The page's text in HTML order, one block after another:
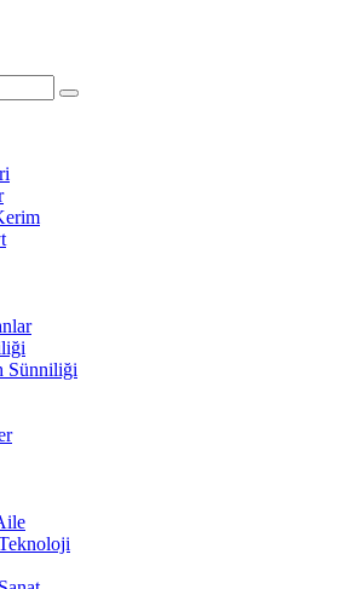
Sünniliği